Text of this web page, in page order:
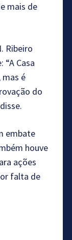
mais de
Ribeiro
Casa
é
do
embate
houve
ações
falta de